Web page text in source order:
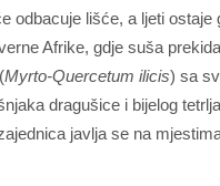
odbacuje lišće, a ljeti
Afrike, gdje suša
Myrto-Quercetum ilicis) sa
dragušice i bijelog
javlja se na